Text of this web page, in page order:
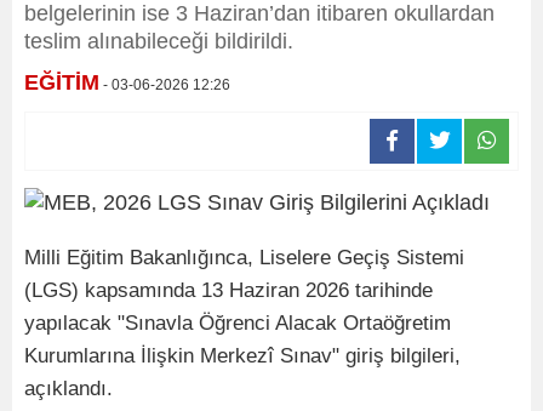
belgelerinin ise 3 Haziran’dan itibaren okullardan
teslim alınabileceği bildirildi.
EĞİTİM - 03-06-2026 12:26
Milli Eğitim Bakanlığınca, Liselere Geçiş Sistemi
(LGS) kapsamında 13 Haziran 2026 tarihinde
yapılacak "Sınavla Öğrenci Alacak Ortaöğretim
Kurumlarına İlişkin Merkezî Sınav" giriş bilgileri,
açıklandı.